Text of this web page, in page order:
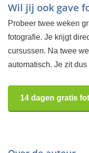
Wil jij ook gave
Probeer twee weken
fotografie. Je krijgt
cursussen. Na twee
automatisch. Je zit
14 dagen gratis